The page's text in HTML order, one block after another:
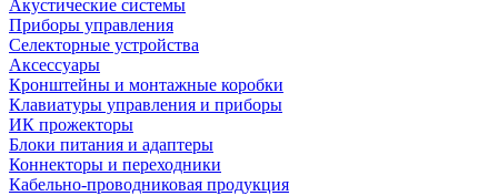
Акустические системы
Приборы управления
Селекторные устройства
Аксессуары
Кронштейны и монтажные коробки
Клавиатуры управления и приборы
ИК прожекторы
Блоки питания и адаптеры
Коннекторы и переходники
Кабельно-проводниковая продукция